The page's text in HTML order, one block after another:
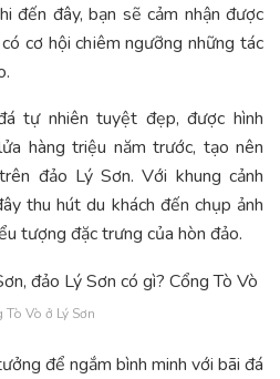
đến đây, bạn sẽ cảm nhận được
cơ hội chiêm ngưỡng những tác
tự nhiên tuyệt đẹp, được hình
hàng triệu năm trước, tạo nên
đảo Lý Sơn. Với khung cảnh
thu hút du khách đến chụp ảnh
tượng đặc trưng của hòn đảo.
Tò Vò ở Lý Sơn
để ngắm bình minh với bãi đá